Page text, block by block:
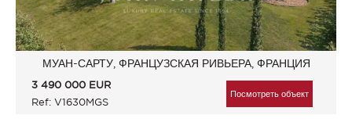
МУАН-САРТУ, ФРАНЦУЗСКАЯ РИВЬЕРА, ФРАНЦИЯ
3 490 000 EUR
Ref: V1630MGS
Посмотреть объект